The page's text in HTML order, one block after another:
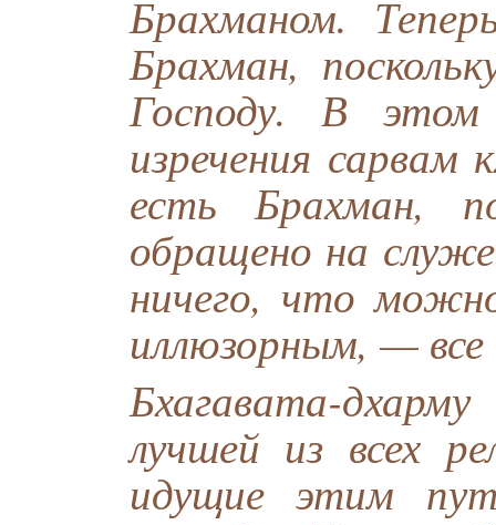
Брахманом.
Брахман,
Господу. В
изречения сарвам
есть Брахман,
обращено на
ничего, что
иллюзорным, — все
Бхагавата-
лучшей из всех
идущие этим